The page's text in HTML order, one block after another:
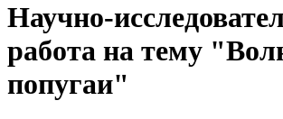
Научно-
работа на тему
попугаи"